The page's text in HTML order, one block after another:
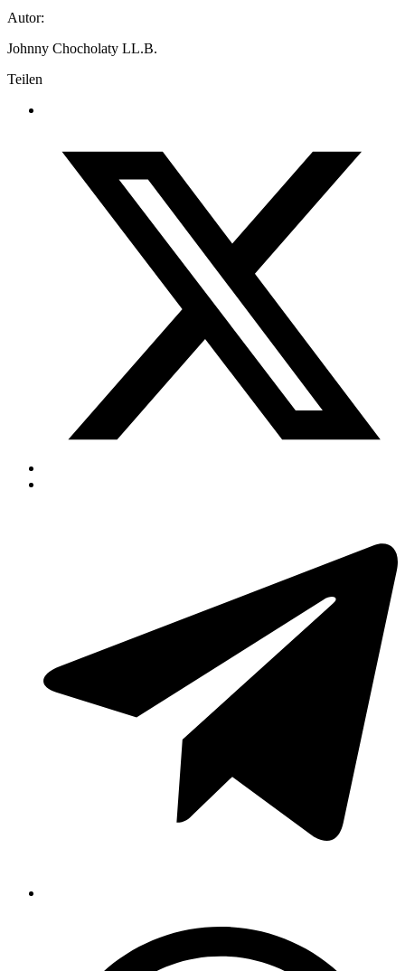
Autor:
Johnny Chocholaty LL.B.
Teilen